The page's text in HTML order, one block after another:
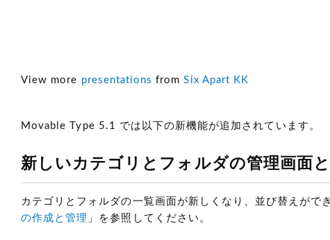
View more presentations fromSix Apart KK
Movable Type 5.1 では以下の新機能が追加されています。
新しいカテゴリとフォルダの管理画面
カテゴリとフォルダの一覧画面が新しくなり、並び替えがで
の作成と管理 」を参照してください。